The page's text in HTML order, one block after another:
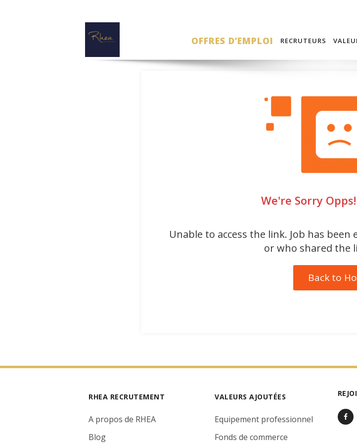
OFFRES D’EMPLOI RECRUTEURS
We're Sorry
Unable to access the link. Job has
or who shared the
Back to
RHEA RECRUTEMENT
A propos de RHEA
Blog
VALEURS AJOUTÉES
Equipement professionnel
Fonds de commerce